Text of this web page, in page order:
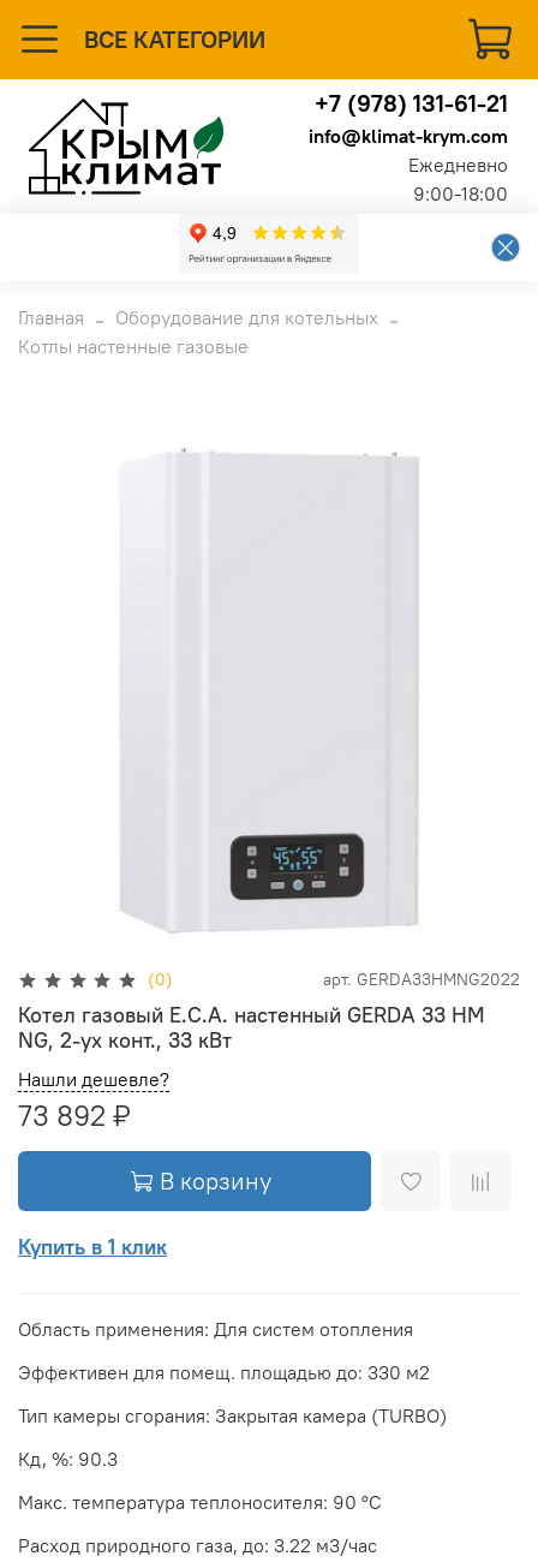
ВСЕ КАТЕГОРИИ
+7 (978) 131-61-21
info@klimat-krym.com
Ежедневно
9:00-18:00
Главная
Оборудование для котельных
Котлы настенные газовые
(0) арт. GERDA33HMNG2022
Котел газовый E.C.A. настенный GERDA 33 HM
NG, 2-ух конт., 33 кВт
Нашли дешевле?
73 892 ₽
В корзину
Купить в 1 клик
Область применения: Для систем отопления
Эффективен для помещ. площадью до: 330 м2
Тип камеры сгорания: Закрытая камера (TURBO)
Кд, %: 90.3
Макс. температура теплоносителя: 90 °С
Расход природного газа, до: 3.22 м3/час